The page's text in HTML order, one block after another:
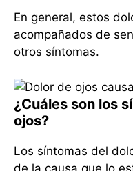
En general, estos
acompañados de
otros síntomas.
¿Cuáles son los
ojos?
Los síntomas del
de la causa que lo